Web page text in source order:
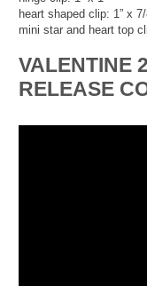
heart shaped clip: 1” x 7/
mini star and heart top
VALENTINE
RELEASE